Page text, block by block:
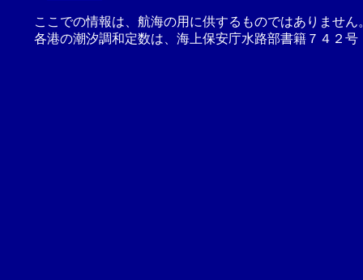
ここでの情報は、航海の用に供するものではありませ
各港の潮汐調和定数は、海上保安庁水路部書籍７４２